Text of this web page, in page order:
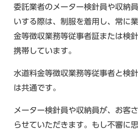
委託業者のメーター検針員や収納
いする際は、制服を着用し、常に
金等徴収業務等従事者証または検
携帯しています。
水道料金等徴収業務等従事者と検
は共通です。
メーター検針員や収納員が、お客
らせていただきます。もし不審に